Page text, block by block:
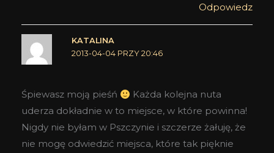
Odpowiedz
KATALINA
2013-04-04 PRZY 20:46
Śpiewasz moją pieśń
Każda kolejna nuta
uderza dokładnie w to miejsce, w które powinna!
Nigdy nie byłam w Pszczynie i szczerze żałuję, że
nie mogę odwiedzić miejsca, które tak pięknie